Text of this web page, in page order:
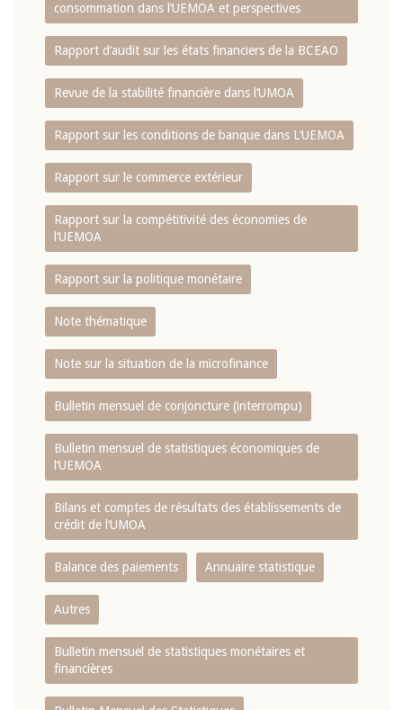
consommation dans l‘UEMOA et perspectives
Rapport d‘audit sur les états financiers de la BCEAO
Revue de la stabilité financière dans l‘UMOA
Rapport sur les conditions de banque dans L‘UEMOA
Rapport sur le commerce extérieur
Rapport sur la compétitivité des économies de
l‘UEMOA
Rapport sur la politique monétaire
Note thématique
Note sur la situation de la microfinance
Bulletin mensuel de conjoncture (interrompu)
Bulletin mensuel de statistiques économiques de
l‘UEMOA
Bilans et comptes de résultats des établissements de
crédit de l‘UMOA
Balance des paiements Annuaire statistique
Autres
Bulletin mensuel de statistiques monétaires et
financières